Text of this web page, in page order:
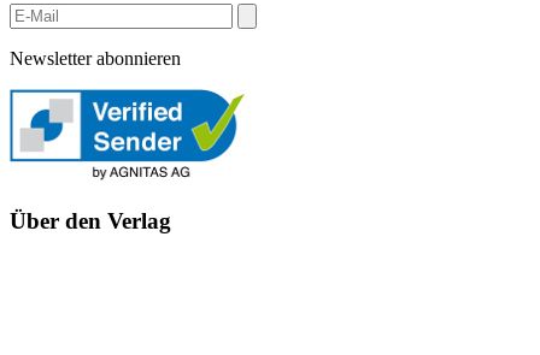
Newsletter abonnieren
Über den Verlag